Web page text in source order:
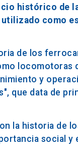
histórico de
utilizado como
de los
locomotoras
y
que data de
la historia de
social y